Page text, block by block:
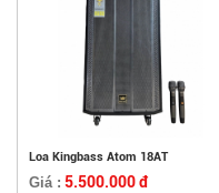
Loa Kingbass Atom 18AT
Giá : 5.500.000 đ